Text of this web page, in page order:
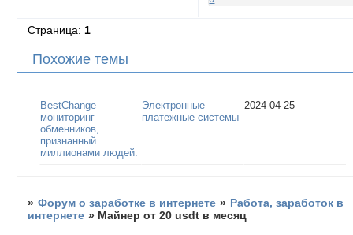
Страница: 1
Похожие темы
BestChange –
мониторинг
обменников,
признанный
миллионами людей.
Электронные
платежные системы
2024-04-25
» Форум о заработке в интернете » Работа, заработок в
интернете » Майнер от 20 usdt в месяц